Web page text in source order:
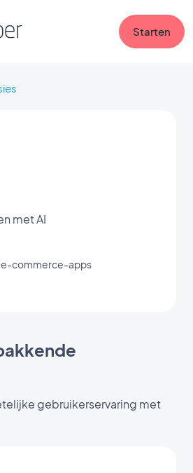
Starten
met AI
e-commerce-apps
gebruikerservaring met